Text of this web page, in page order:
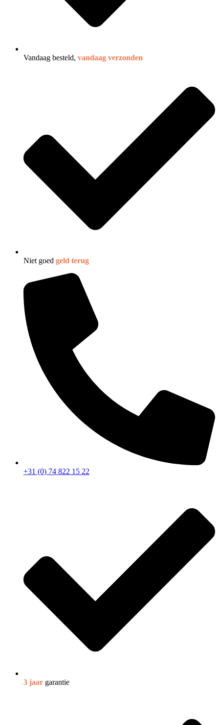
Vandaag besteld, vandaag verzonden
Niet goed geld terug
+31 (0) 74 822 15 22
3 jaar garantie